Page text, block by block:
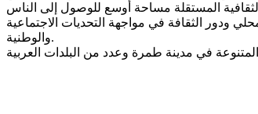
ودور الثقافة في مواجهة التحديات الاجتماعية
والوطنية.